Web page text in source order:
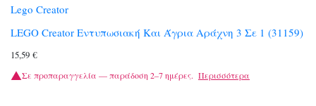
Lego Creator
LEGO Creator Εντυπωσιακή Και Άγρια Αράχνη 3 Σε 1 (31159)
15,59 €
Σε προπαραγγελία — παράδοση 2–7 ημέρες. Περισσότερα